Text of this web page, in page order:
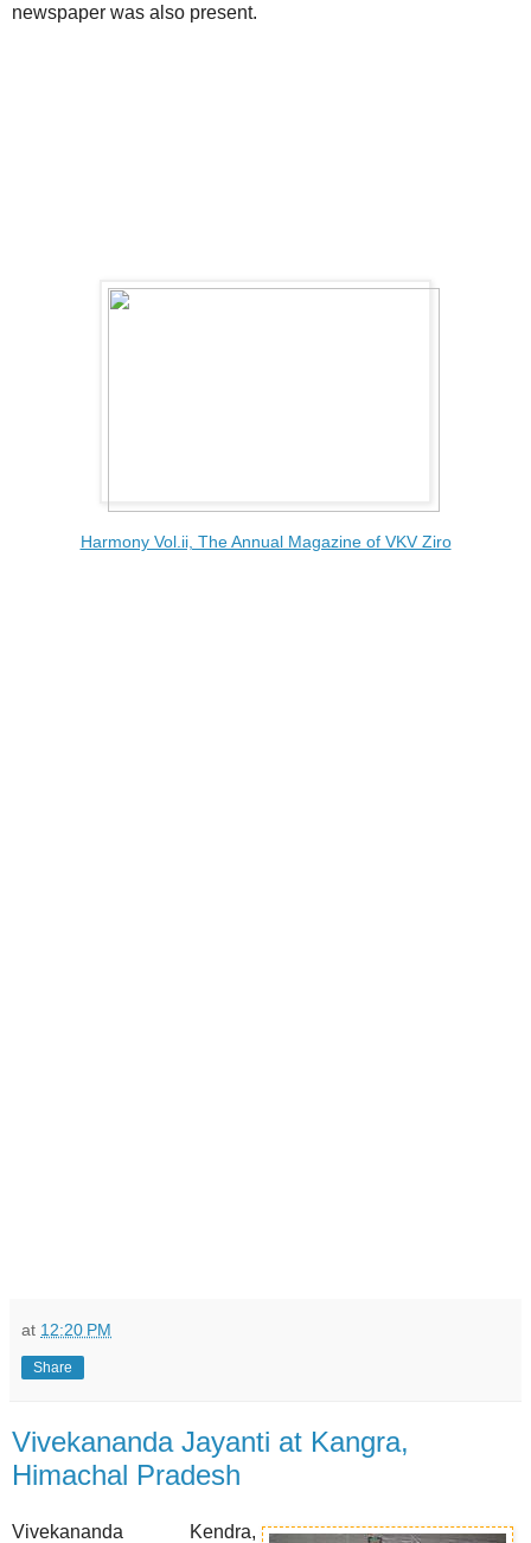
newspaper was also present.
Harmony Vol.ii, The Annual Magazine of VKV Ziro
at 12:20 PM
Share
Vivekananda Jayanti at Kangra,
Himachal Pradesh
Vivekananda Kendra,